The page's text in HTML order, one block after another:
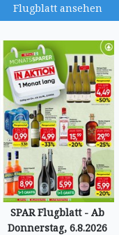
Flugblatt ansehen
SPAR Flugblatt - Ab
Donnerstag, 6.8.2026